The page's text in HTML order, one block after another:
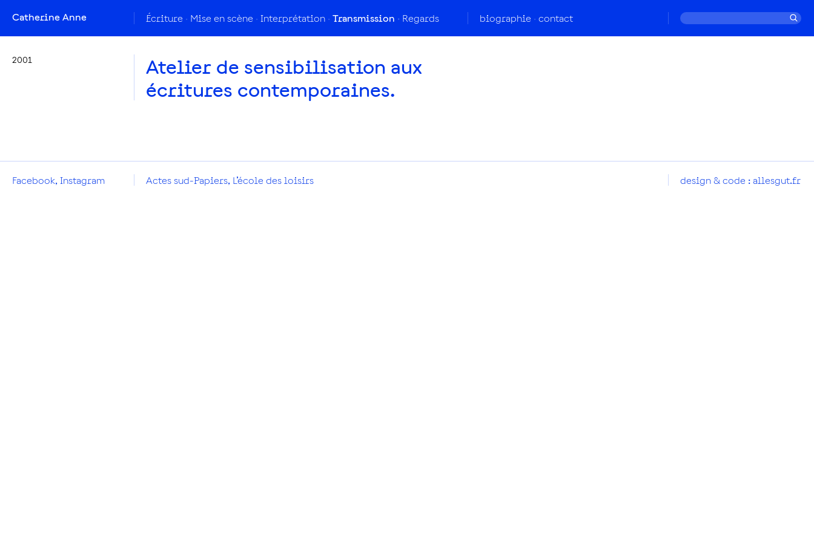
Catherine Anne Écriture Mise en scène Interprétation Transmission Regards biographie contact
2001
Atelier de sensibilisation aux
écritures contemporaines.
Facebook, Instagram Actes sud-Papiers, L’école des loisirs design & code :allesgut.fr